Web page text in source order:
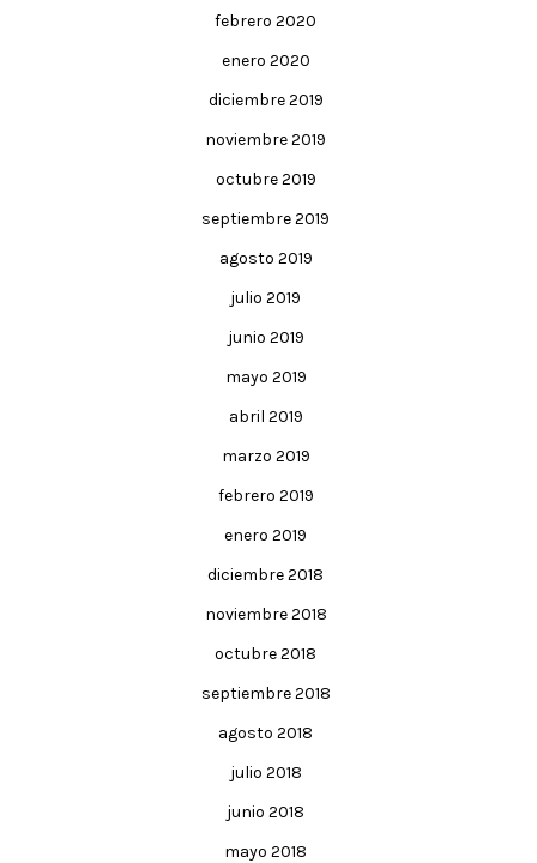
febrero 2020
enero 2020
diciembre 2019
noviembre 2019
octubre 2019
septiembre 2019
agosto 2019
julio 2019
junio 2019
mayo 2019
abril 2019
marzo 2019
febrero 2019
enero 2019
diciembre 2018
noviembre 2018
octubre 2018
septiembre 2018
agosto 2018
julio 2018
junio 2018
mayo 2018